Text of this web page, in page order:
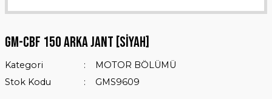
GM-CBF 150 ARKA JANT [SİYAH]
Kategori
MOTOR BÖLÜMÜ
Stok Kodu
GMS9609